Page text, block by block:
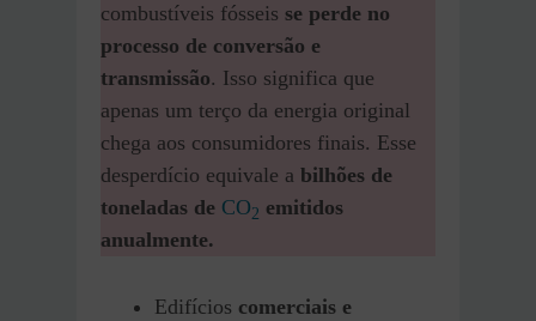
combustíveis fósseis se perde no
processo de conversão e
transmissão. Isso significa que
apenas um terço da energia original
chega aos consumidores finais. Esse
desperdício equivale a bilhões de
toneladas de CO2 emitidos
anualmente.
Edifícios comerciais e